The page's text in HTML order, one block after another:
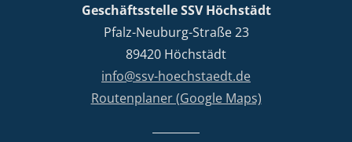
Geschäftsstelle SSV Höchstädt
Pfalz-Neuburg-Straße 23
89420 Höchstädt
info@ssv-hoechstaedt.de
Routenplaner (Google Maps)